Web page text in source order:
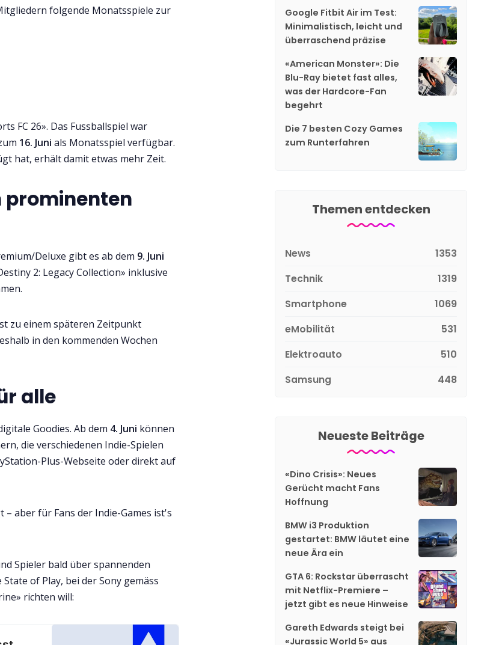
folgende Monatsspiele zur
FC 26». Das Fussballspiel war
16. Juni als Monatsspiel verfügbar.
hat, erhält damit etwas mehr Zeit.
prominenten
Deluxe gibt es ab dem 9. Juni
2: Legacy Collection» inklusive
zu einem späteren Zeitpunkt
in den kommenden Wochen
alle
Goodies. Ab dem 4. Juni können
die verschiedenen Indie-Spielen
Plus-Webseite oder direkt auf
aber für Fans der Indie-Games ist's
Spieler bald über spannenden
of Play, bei der Sony gemäss
richten will:
Google Fitbit Air im Test:
Minimalistisch, leicht und
überraschend präzise
«American Monster»: Die
Blu-Ray bietet fast alles,
was der Hardcore-Fan
begehrt
Die 7 besten Cozy Games
zum Runterfahren
Themen entdecken
News
1353
Technik
1319
Smartphone
1069
eMobilität
531
Elektroauto
510
Samsung
448
Neueste Beiträge
«Dino Crisis»: Neues
Gerücht macht Fans
Hoffnung
BMW i3 Produktion
gestartet: BMW läutet eine
neue Ära ein
GTA 6: Rockstar überrascht
mit Netflix-Premiere –
jetzt gibt es neue Hinweise
Gareth Edwards steigt bei
«Jurassic World 5» aus